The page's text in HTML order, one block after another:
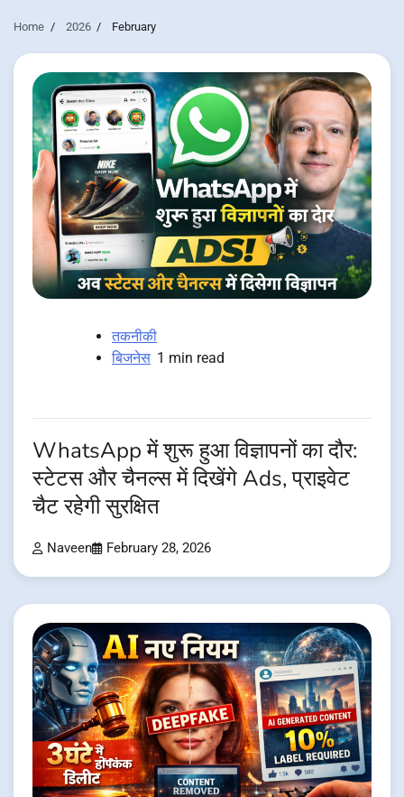
Home 2026 February
तकनीकी
बिजनेस 1 min read
WhatsApp में शुरू हुआ विज्ञापनों का दौर:
स्टेटस और चैनल्स में दिखेंगे Ads, प्राइवेट
चैट रहेगी सुरक्षित
Naveen February 28, 2026